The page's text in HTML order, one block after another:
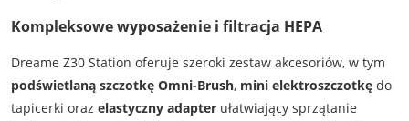
Kompleksowe wyposażenie i filtracja HEPA
Dreame Z30 Station oferuje szeroki zestaw akcesoriów, w tym
podświetlaną szczotkę Omni-Brush, mini elektroszczotkędo
tapicerki oraz elastyczny adapterułatwiający sprzątanie